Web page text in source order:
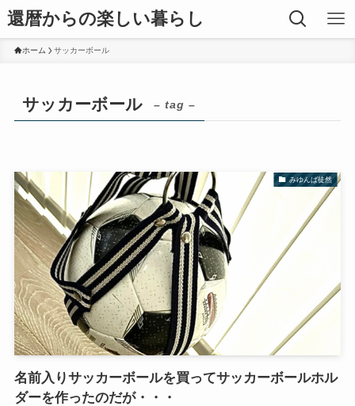
還暦からの楽しい暮らし
ホーム サッカーボール
サッカーボール – tag –
みゆんば徒然
名前入りサッカーボールを買ってサッカーボールホル
ダーを作ったのだが・・・